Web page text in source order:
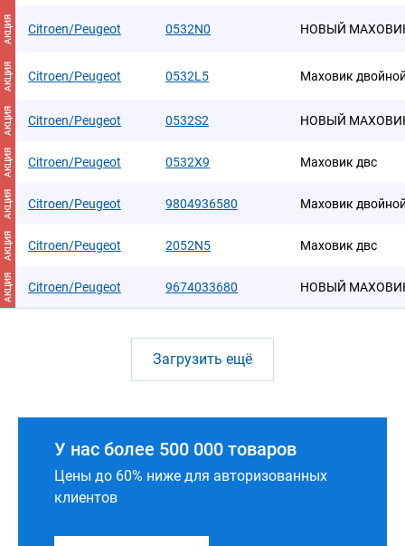
АКЦИЯ Citroen/Peugeot 0532N0 НОВЫЙ МАХОВИК
АКЦИЯ Citroen/Peugeot 0532L5 Маховик
АКЦИЯ Citroen/Peugeot 0532S2 НОВЫЙ
АКЦИЯ Citroen/Peugeot 0532X9 Маховик двс
АКЦИЯ Citroen/Peugeot 9804936580 Маховик
АКЦИЯ Citroen/Peugeot 2052N5 Маховик двс
АКЦИЯ Citroen/Peugeot 9674033680 НОВЫЙ
Загрузить ещё
У нас более 500 000 товаров
Цены до 60% ниже для авторизованных
клиентов